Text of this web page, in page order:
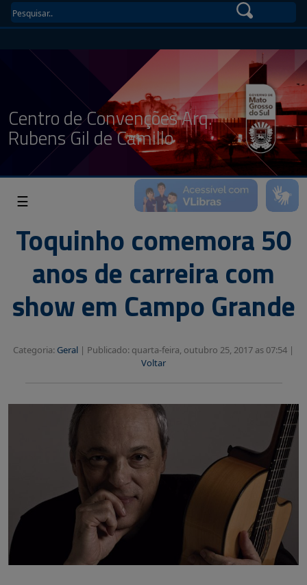
Centro de Convenções Arq.
Rubens Gil de Camillo
☰
Toquinho comemora 50
anos de carreira com
show em Campo Grande
Categoria: Geral | Publicado: quarta-feira, outubro 25, 2017 as 07:54 |
Voltar